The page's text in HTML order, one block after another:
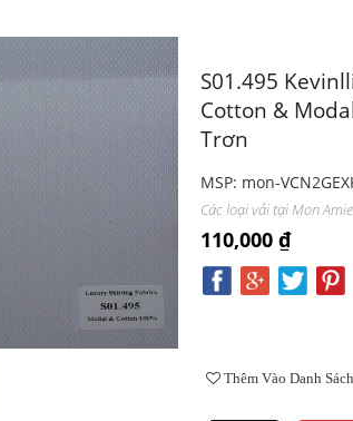
S01.495
Cotton &
Trơn
MSP: mon-
Các loại vải tại Mon Amie
110,000 ₫
Thêm Vào Danh